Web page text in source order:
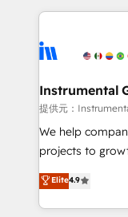
teams has worked
explore whether
eminent solutions &
Elite Partners
Premier Partner
Won HubSpot
HubSpot Rising Star Why us?
potential of the
HubSpot
Hourly-fee
Instrumental
提供元：
We help
projects to
Hire an agency
HubSpot and
team to
Elite4.9